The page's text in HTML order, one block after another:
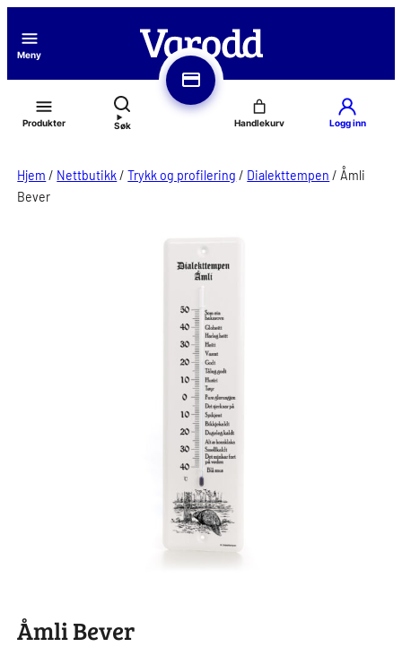
Meny
Produkter Søk Logg inn
Hjem / Nettbutikk/Trykk og profilering / Dialekttempen / Åmli
Bever
Åmli Bever